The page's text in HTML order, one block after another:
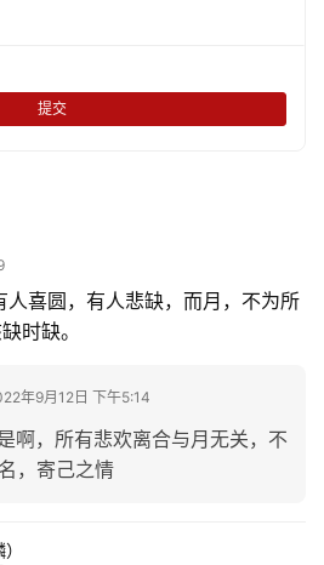
提交
人喜圆，有人悲缺，而月，不为所
时缺。
年9月12日 下午5:14
啊，所有悲欢离合与月无关，不
，寄己之情